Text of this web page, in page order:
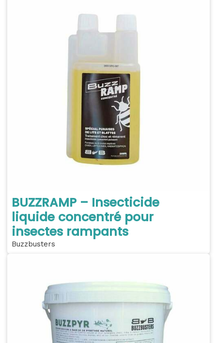
BUZZRAMP – Insecticide
liquide concentré pour
insectes rampants
Buzzbusters